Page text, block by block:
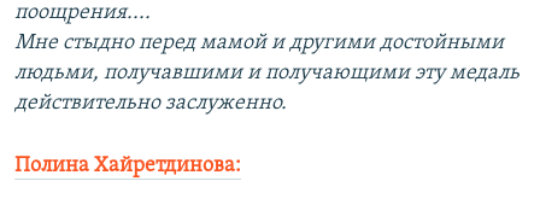
поощрения....
Мне стыдно перед мамой и другими достойными
людьми, получавшими и получающими эту медаль
действительно заслуженно.
Полина Хайретдинова: